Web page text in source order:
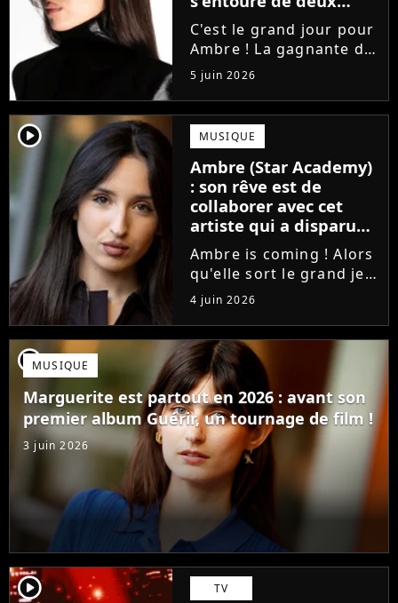
proches de Slimane
C'est le grand jour pour
Ambre ! La gagnante de
la Star Academy fait ses
premiers pas dans
l'industrie en publiant
J'me demande, un
premier single que la
chanteuse a
confectionné avec...
5 juin 2026
player2 MUSIQUE
Ambre (Star Academy)
: son rêve est de
collaborer avec cet
artiste qui a disparu
des radars, "c'est un
génie"
Ambre is coming ! Alors
qu'elle sort le grand jeu
cette semaine en
publiant son premier
single J'me demande, la
gagnante de la Star
Academy affiche
clairement ses
ambitions. Son rêve...
4 juin 2026
player2MUSIQUE
Marguerite est partout en 2026 : avant son
premier album Guérir, un tournage de film !
3 juin 2026
player2 TV